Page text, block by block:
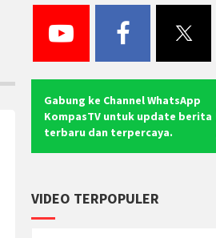
Gabung ke Channel WhatsApp
KompasTV untuk update berita
terbaru dan terpercaya.
VIDEO TERPOPULER